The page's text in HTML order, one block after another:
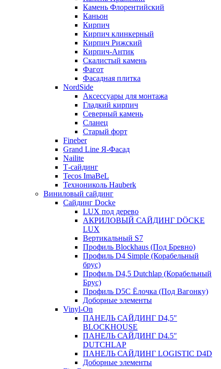
Камень Флорентийский
Каньон
Кирпич
Кирпич клинкерный
Кирпич Рижский
Кирпич-Антик
Скалистый камень
Фагот
Фасадная плитка
NordSide
Аксессуары для монтажа
Гладкий кирпич
Северный камень
Сланец
Старый форт
Fineber
Grand Line Я-Фасад
Nailite
Т-сайдинг
Tecos ImaBeL
Технониколь Hauberk
Виниловый сайдинг
Сайдинг Docke
LUX под дерево
АКРИЛОВЫЙ САЙДИНГ DÖCKE
LUX
Вертикальный S7
Профиль Blockhaus (Под Бревно)
Профиль D4 Simple (Корабельный
брус)
Профиль D4,5 Dutchlap (Корабельный
Брус)
Профиль D5C Ёлочка (Под Вагонку)
Доборные элементы
Vinyl-On
ПАНЕЛЬ САЙДИНГ D4,5″
BLOCKHOUSE
ПАНЕЛЬ САЙДИНГ D4.5″
DUTCHLAP
ПАНЕЛЬ САЙДИНГ LOGISTIC D4D
Доборные элементы